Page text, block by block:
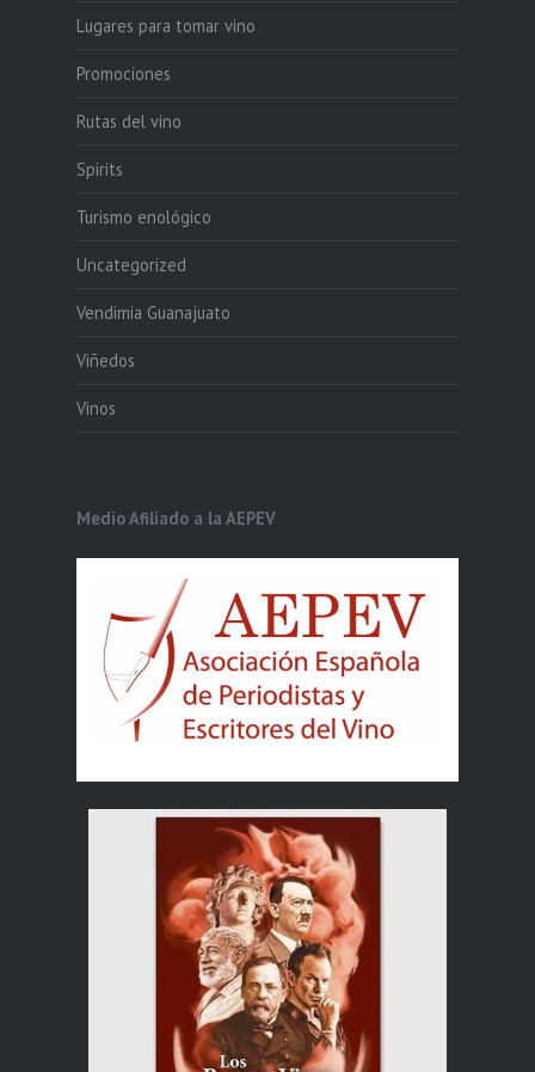
Lugares para tomar vino
Promociones
Rutas del vino
Spirits
Turismo enológico
Uncategorized
Vendimia Guanajuato
Viñedos
Vinos
Medio Afiliado a la AEPEV